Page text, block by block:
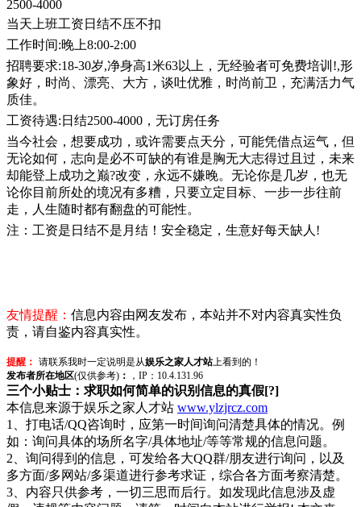
2500-4000
当天上班工资日结不压不扣
工作时间:晚上8:00-2:00
招聘要求:18-30岁,净身高1米63以上，无经验者可免费培训!,形
象好，时尚、漂亮、大方，谈吐优雅，时尚前卫，充满活力气
质佳。
工资待遇:日结2500-4000，无订房任务
当今社会，想要成功，或许需要点天分，可能凭借点运气，但
无论如何，志向是必不可缺的有谁是胸无大志得过且过，未来
却能登上成功之巅?改变，永远不嫌晚。无论你是几岁，也无
论你目前所处的境况有多糟，只要立定目标、一步一步往前
走，人生随时都有翻盘的可能性。
注：工资是日结不是月结！安全稳定，生意好每天缺人!
友情提醒： 信息内容由网友发布，本站并不对内容真实性负
责，请自鉴内容真实性。
提醒： 请联系我时一定说明是从娱乐之家人才站上看到的！
发布者所在地区(仅供参考) ： ，IP：10.4.131.96
三个小贴士：求职如何简单的识别信息的真假[?]
本信息来源于娱乐之家人才站 www.ylzjrcz.com
1、打电话/QQ咨询时，应第一时间询问清楚具体的情况。例
如：询问具体的场所名字/具体地址/等等常规的信息问题。
2、询问得到的信息，可发给各大QQ群/朋友进行询问，以及
多方面/多网站/多渠道进行参考求证，综合各方面考察清楚。
3、内容只供参考，一切三思而后行。如发现此信息涉及虚